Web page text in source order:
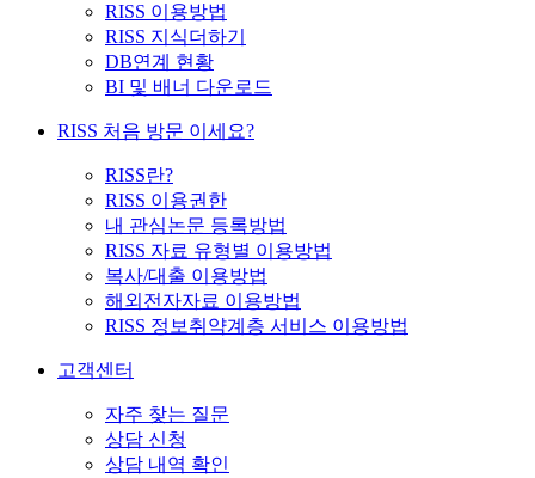
RISS 이용방법
RISS 지식더하기
DB연계 현황
BI 및 배너 다운로드
RISS 처음 방문 이세요?
RISS란?
RISS 이용권한
내 관심논문 등록방법
RISS 자료 유형별 이용방법
복사/대출 이용방법
해외전자자료 이용방법
RISS 정보취약계층 서비스 이용방법
고객센터
자주 찾는 질문
상담 신청
상담 내역 확인